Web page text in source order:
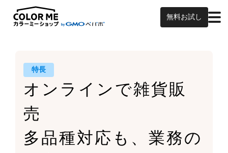
無料お試し
特長
オンラインで雑貨販
売
多品種対応も、業務の